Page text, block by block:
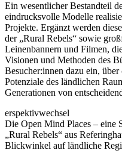
Ein wesentlicher Bestandteil
eindrucksvolle Modelle
Projekte. Ergänzt werden
der „Rural Rebels“ sowie
Leinenbannern und Filmen,
Visionen und Methoden des
Besucher:innen dazu ein,
Potenziale des ländlichen
Generationen von
erspektivwechsel
Die Open Mind Places – eine
„Rural Rebels“ aus
Blickwinkel auf ländliche